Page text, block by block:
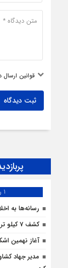
قوانین ارسال
ثبت دیدگاه
1 روز
رسانه‌ها به
کشف 7 کیلو تریاک در قوطی‌‌های چسب فوری در سوادکوه
آغاز نهمین
مدیر جهاد